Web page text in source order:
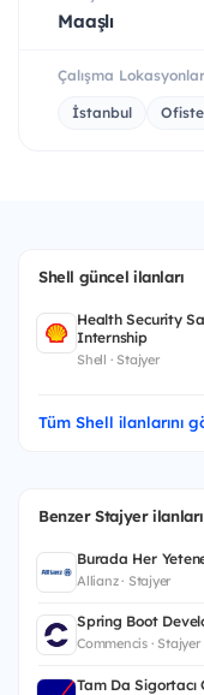
Maaşlı
Çalışma
İstanbul
Shell güncel ilanları
Health Security
Internship
Shell · Stajyer
Tüm Shell ilanlarını
Benzer Stajyer ilanları
Burada Her
Allianz · Stajyer
Spring Boot
Commencis · Stajyer
Tam Da Sigortacı